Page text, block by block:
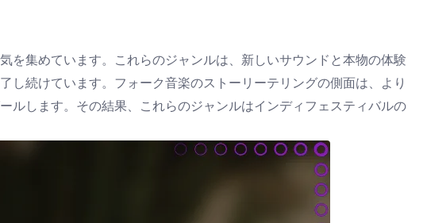
を集めています。これらのジャンルは、新しいサウンドと本物の体験
続けています。フォーク音楽のストーリーテリングの側面は、より
ルします。その結果、これらのジャンルはインディフェスティバルの